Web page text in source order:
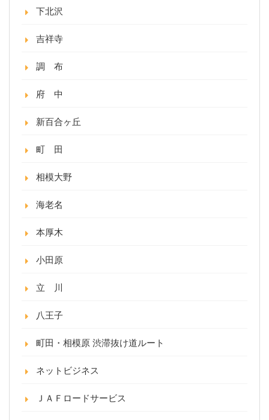
下北沢
吉祥寺
調 布
府 中
新百合ヶ丘
町 田
相模大野
海老名
本厚木
小田原
立 川
八王子
町田・相模原 渋滞抜け道ルート
ネットビジネス
ＪＡＦロードサービス